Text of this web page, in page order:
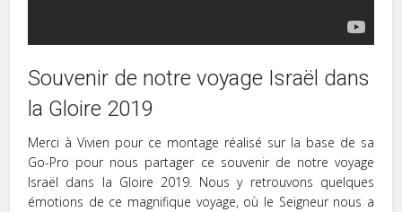
Souvenir de notre voyage Israël dans
la Gloire 2019
Merci à Vivien pour ce montage réalisé sur la base de sa
Go-Pro pour nous partager ce souvenir de notre voyage
Israël dans la Gloire 2019. Nous y retrouvons quelques
émotions de ce magnifique voyage, où le Seigneur nous a